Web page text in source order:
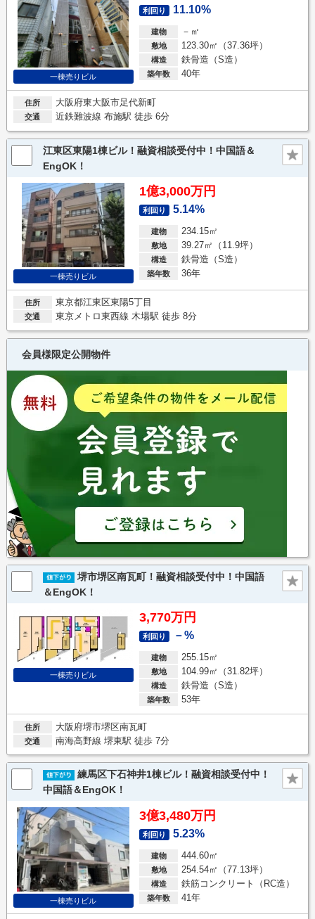
一棟売りビル
利回り 11.10%
建物 －㎡
敷地 123.30㎡（37.36坪）
構造 鉄骨造（S造）
築年数 40年
住所 大阪府東大阪市足代新町
交通 近鉄難波線 布施駅 徒歩 6分
江東区東陽1棟ビル！融資相談受付中！中国語＆
EngOK！
一棟売りビル
1億3,000万円
利回り 5.14%
建物 234.15㎡
敷地 39.27㎡（11.9坪）
構造 鉄骨造（S造）
築年数 36年
住所 東京都江東区東陽5丁目
交通 東京メトロ東西線 木場駅 徒歩 8分
会員様限定公開物件
堺市堺区南瓦町！融資相談受付中！中国語
＆EngOK！
一棟売りビル
3,770万円
利回り －%
建物 255.15㎡
敷地 104.99㎡（31.82坪）
構造 鉄骨造（S造）
築年数 53年
住所 大阪府堺市堺区南瓦町
交通 南海高野線 堺東駅 徒歩 7分
練馬区下石神井1棟ビル！融資相談受付中！
中国語＆EngOK！
一棟売りビル
3億3,480万円
利回り 5.23%
建物 444.60㎡
敷地 254.54㎡（77.13坪）
構造 鉄筋コンクリート（RC造）
築年数 41年